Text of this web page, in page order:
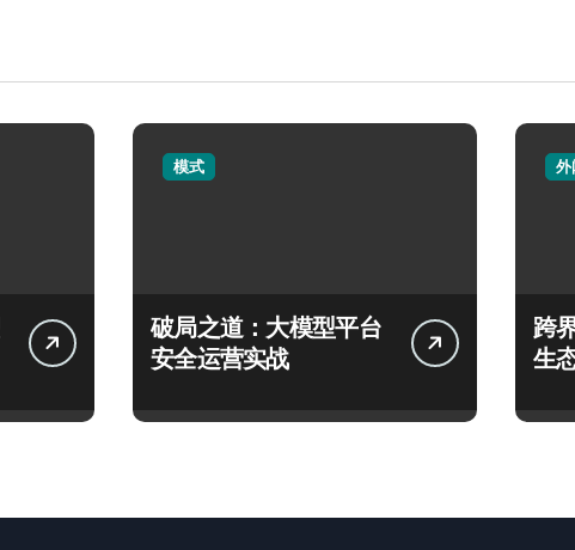
模式
破局之道：大模型平台
安全运营实战
外
跨
生